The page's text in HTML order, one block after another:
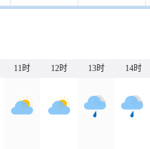
11时 12时 13时 14时